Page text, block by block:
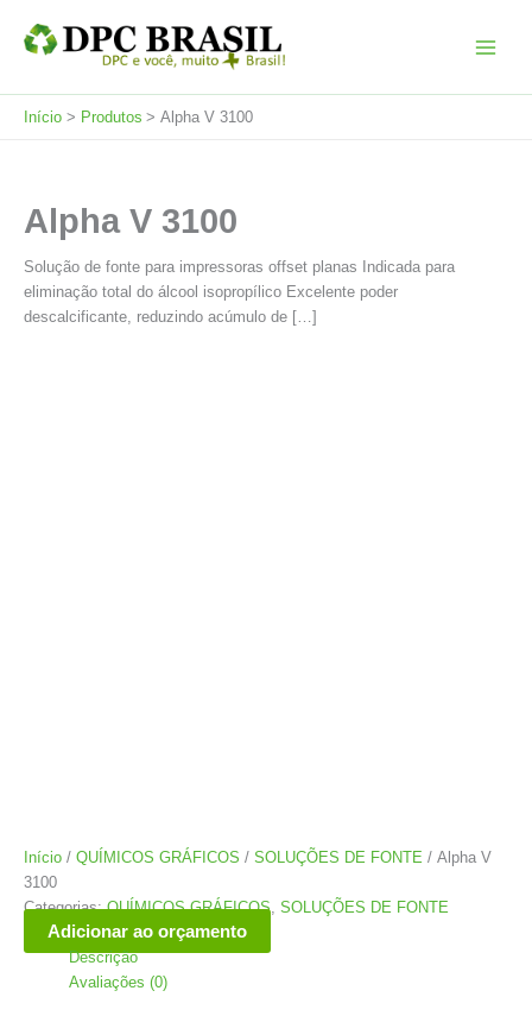
para
Início
Produtos Alpha V 3100
Alpha V 3100
Solução de fonte para impressoras offset planas Indicada para
eliminação total do álcool isopropílico Excelente poder
descalcificante, reduzindo acúmulo de […]
Início / QUÍMICOS GRÁFICOS / SOLUÇÕES DE FONTE / Alpha V
3100
Categorias:QUÍMICOS GRÁFICOS SOLUÇÕES DE FONTE
Adicionar ao orçamento
Descrição
Avaliações (0)